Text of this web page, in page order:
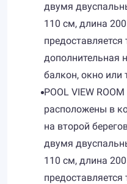
двумя
110 см, длина
предоставляется
дополнительная
балкон, окно или
POOL VIEW
расположены в
на второй
двумя
110 см, длина
предоставляется